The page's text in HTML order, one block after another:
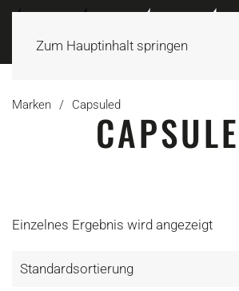
Zum Hauptinhalt springen
Marken Capsuled
Einzelnes Ergebnis wird angezeigt